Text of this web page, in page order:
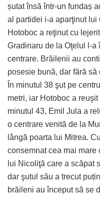
șutat însă într-un fundaș
al partidei i-a aparţinut lui
Hotoboc a reţinut cu
Gradinaru de la Oţelul l-a
centrare. Brăilenii au
posesie bună, dar fără
În minutul 38 şut pe
metri, iar Hotoboc a
minutul 43, Emil Jula a
o centrare venită de la
lângă poarta lui Mitrea.
consemnat cea mai
lui Nicoliţă care a scăpat
dar şutul său a trecut
brăileni au început să se